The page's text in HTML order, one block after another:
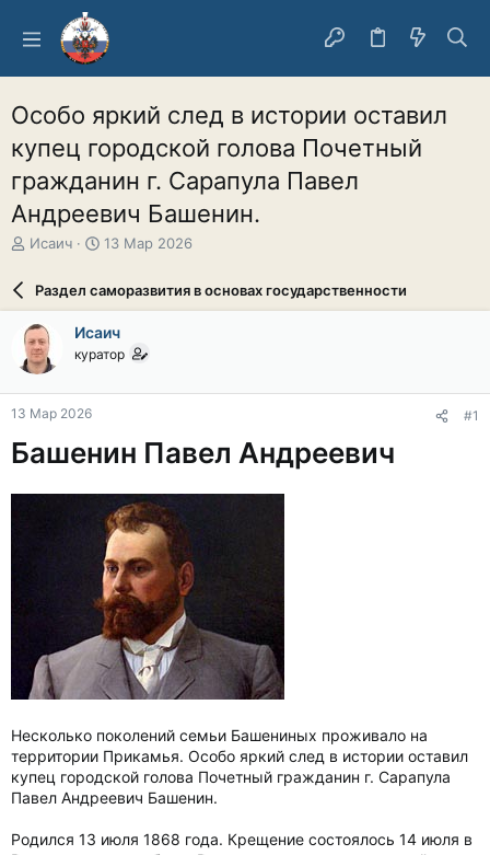
Особо яркий след в истории оставил
купец городской голова Почетный
гражданин г. Сарапула Павел
Андреевич Башенин.
А
о
р
т
е
м
ы
Исаич
Д
а
а
ч
л
13 Мар 2026
Раздел саморазвития в основах государственности
Исаич
куратор
13 Мар 2026 #1
Башенин Павел Андреевич
Несколько поколений семьи Башениных проживало на
территории Прикамья. Особо яркий след в истории оставил
купец городской голова Почетный гражданин г. Сарапула
Павел Андреевич Башенин.
Родился 13 июля 1868 года. Крещение состоялось 14 июля в